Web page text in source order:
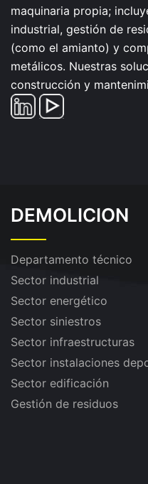
maquinaria propia;
industrial, gestión de
(como el amianto) y
metálicos. Nuestras
construcción y
DEMOLICION
Departamento técnico
Sector industrial
Sector energético
Sector siniestros
Sector infraestructuras
Sector instalaciones
Sector edificación
Gestión de residuos